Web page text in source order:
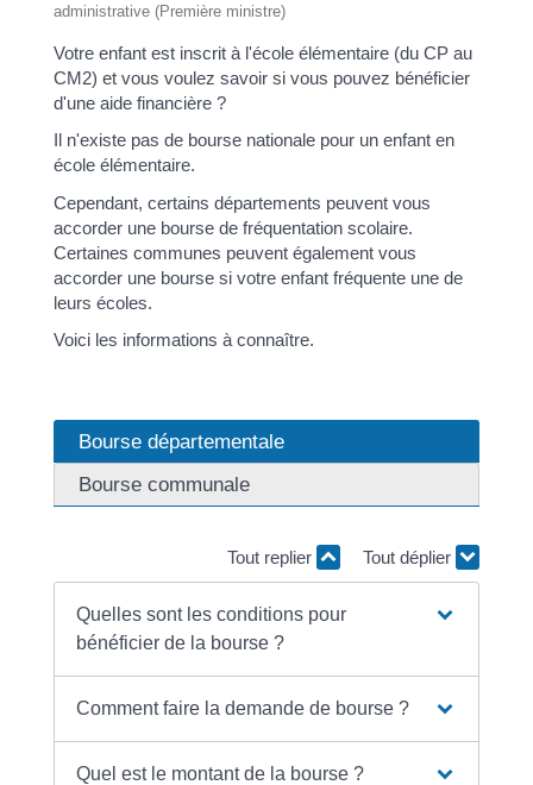
administrative (Première ministre)
Votre enfant est inscrit à l'école élémentaire (du CP au
CM2) et vous voulez savoir si vous pouvez bénéficier
d'une aide financière ?
Il n'existe pas de bourse nationale pour un enfant en
école élémentaire.
Cependant, certains départements peuvent vous
accorder une bourse de fréquentation scolaire.
Certaines communes peuvent également vous
accorder une bourse si votre enfant fréquente une de
leurs écoles.
Voici les informations à connaître.
Bourse départementale
Bourse communale
Tout replier Tout déplier
Quelles sont les conditions pour
bénéficier de la bourse ?
Comment faire la demande de bourse ?
Quel est le montant de la bourse ?